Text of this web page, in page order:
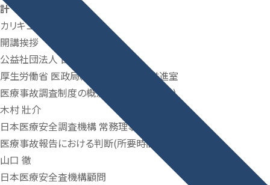
計 1,204名
カリキュラムおよび講師
開講挨拶
公益社団法人 日本医師会
厚生労働省 医政局総務課 医療安全推進室
医療事故調査制度の概況(所要時間：20分)
木村 壯介
日本医療安全調査機構 常務理事
医療事故報告における判断(所要時間：20分)
山口 徹
日本医療安全査機構顧問